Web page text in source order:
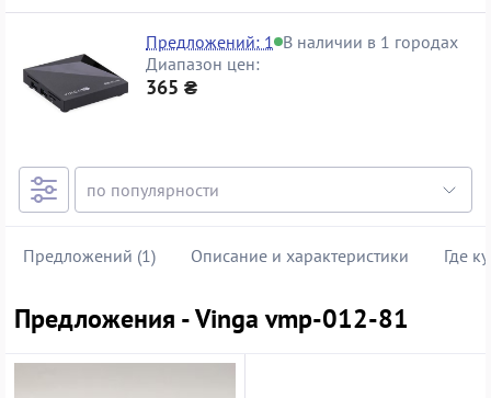
Предложений: 1 В наличии в 1 городах
Диапазон цен:
365 ₴
Предложений (1) Описание и характеристики Где
Предложения - Vinga vmp-012-81